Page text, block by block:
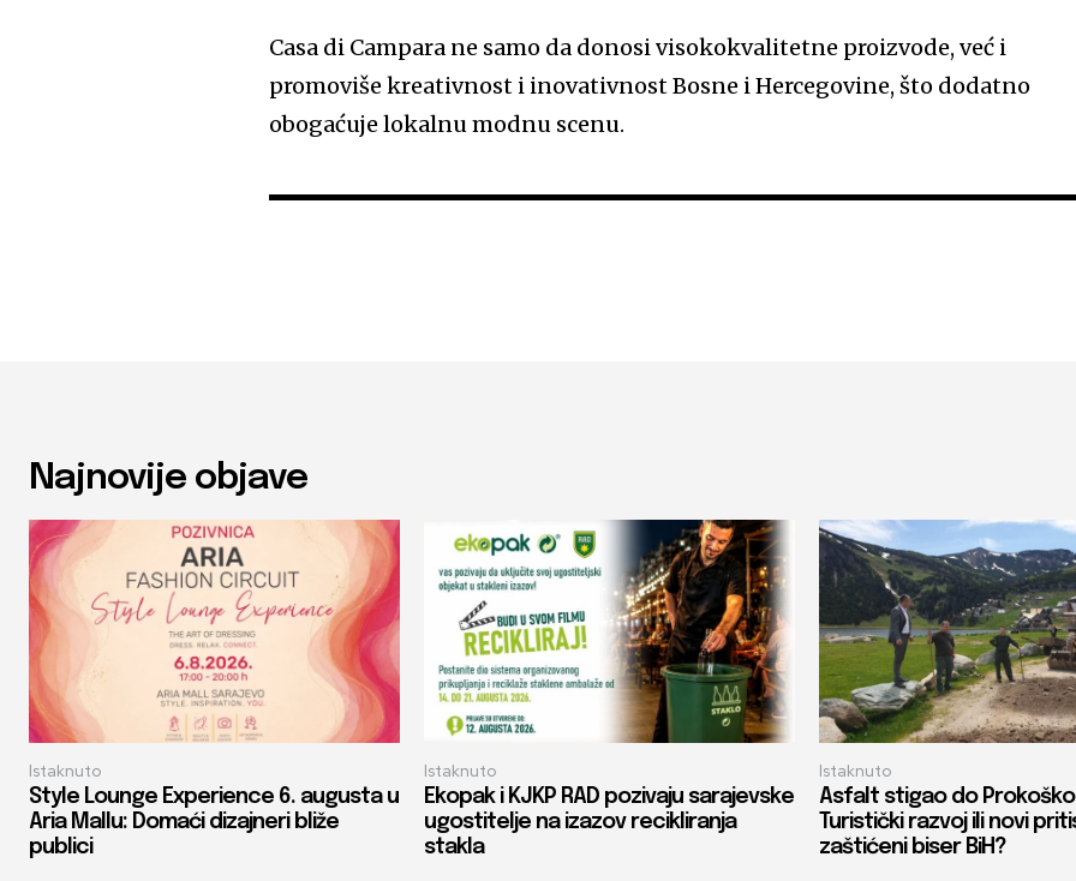
Casa di Campara ne samo da donosi visokokvalitetne proizvode, već i
promoviše kreativnost i inovativnost Bosne i Hercegovine, što dodatno
obogaćuje lokalnu modnu scenu.
Najnovije objave
Istaknuto
Style Lounge Experience 6. augusta u
Aria Mallu: Domaći dizajneri bliže
publici
Istaknuto
Ekopak i KJKP RAD pozivaju sarajevske
ugostitelje na izazov recikliranja
stakla
Istaknuto
Asfalt stigao do
Turistički razvoj ili novi
zaštićeni biser BiH?